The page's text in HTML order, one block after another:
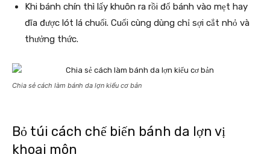
Khi bánh chín thì lấy khuôn ra rồi đổ bánh vào mẹt hay
đĩa được lót lá chuối. Cuối cùng dùng chỉ sợi cắt nhỏ và
thưởng thức.
Chia sẻ cách làm bánh da lợn kiểu cơ bản
Bỏ túi cách chế biến bánh da lợn vị
khoai môn